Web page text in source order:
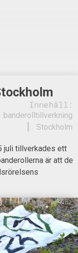
Innehåll:
banderolltillverkning
Stockholm
juli tillverkades ett
är att de